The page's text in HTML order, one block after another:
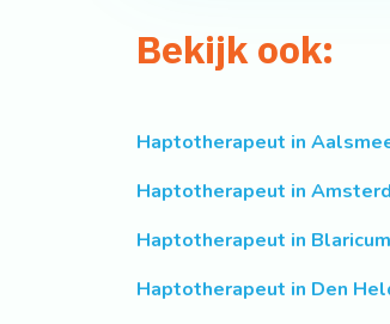
Bekijk ook:
Haptotherapeut in
Haptotherapeut in
Haptotherapeut in Blaricum
Haptotherapeut in Den